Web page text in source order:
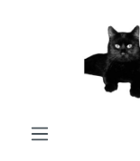
Zum Hauptinhalt